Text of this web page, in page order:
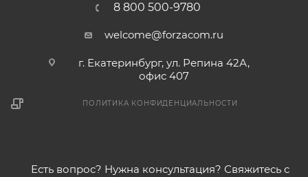
8 800 500-9780
welcome@forzacom.ru
г. Екатеринбург, ул. Репина 42А,
офис 407
ПОЛИТИКА КОНФИДЕНЦИАЛЬНОСТИ
Есть вопрос? Нужна консультация? Свяжитесь с